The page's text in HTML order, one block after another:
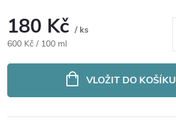
180 Kč / ks
Měrná
600 Kč / 100 ml
VLOŽIT DO KOŠÍKU